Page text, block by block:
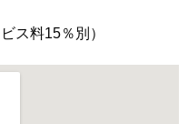
ス料15％別）